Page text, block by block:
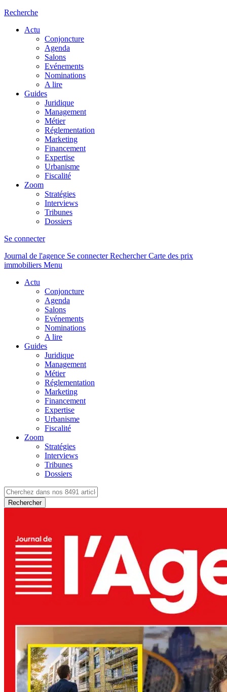
Recherche
Actu
Conjoncture
Agenda
Salons
Evénements
Nominations
A lire
Guides
Juridique
Management
Métier
Réglementation
Marketing
Financement
Expertise
Urbanisme
Fiscalité
Zoom
Stratégies
Interviews
Tribunes
Dossiers
Se connecter
Journal de l'agence Se connecterRechercher Carte des prix
immobiliers Menu
Actu
Conjoncture
Agenda
Salons
Evénements
Nominations
A lire
Guides
Juridique
Management
Métier
Réglementation
Marketing
Financement
Expertise
Urbanisme
Fiscalité
Zoom
Stratégies
Interviews
Tribunes
Dossiers
Rechercher